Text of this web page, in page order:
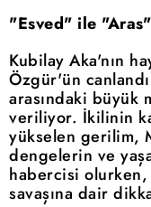
"Esved" ile
Kubilay Aka'nın
Özgür'ün
arasındaki büyük
veriliyor. İkilinin
yükselen gerilim,
dengelerin ve
habercisi
savaşına dair